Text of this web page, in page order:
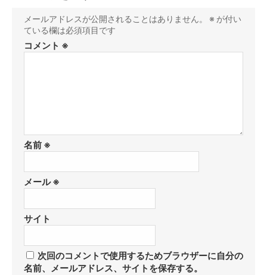
メールアドレスが公開されることはありません。 ※ が付い
ている欄は必須項目です
コメント ※
名前 ※
メール※
サイト
次回のコメントで使用するためブラウザーに自分の
名前、メールアドレス、サイトを保存する。